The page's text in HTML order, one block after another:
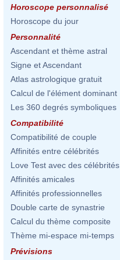
Horoscope personnalisé
Horoscope du jour
Personnalité
Ascendant et thème astral
Signe et Ascendant
Atlas astrologique gratuit
Calcul de l'élément dominant
Les 360 degrés symboliques
Compatibilité
Compatibilité de couple
Affinités entre célébrités
Love Test avec des célébrités
Affinités amicales
Affinités professionnelles
Double carte de synastrie
Calcul du thème composite
Thème mi-espace mi-temps
Prévisions